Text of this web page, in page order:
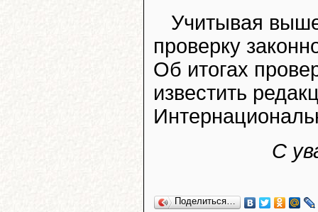
Учитывая
проверку
Об итогах
известить
С
Поделиться…